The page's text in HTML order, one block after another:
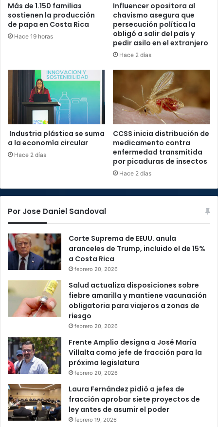
Más de 1.150 familias
sostienen la producción
de papa en Costa Rica
Hace 19 horas
Influencer opositora al
chavismo asegura que
persecución política la
obligó a salir del país y
pedir asilo en el extranjero
Hace 2 días
Industria plástica se suma
a la economía circular
Hace 2 días
CCSS inicia distribución de
medicamento contra
enfermedad transmitida
por picaduras de insectos
Hace 2 días
Por Jose Daniel Sandoval
Corte Suprema de EEUU. anula
aranceles de Trump, incluido el de 15%
a Costa Rica
febrero 20, 2026
Salud actualiza disposiciones sobre
fiebre amarilla y mantiene vacunación
obligatoria para viajeros a zonas de
riesgo
febrero 20, 2026
Frente Amplio designa a José María
Villalta como jefe de fracción para la
próxima legislatura
febrero 20, 2026
Laura Fernández pidió a jefes de
fracción aprobar siete proyectos de
ley antes de asumir el poder
febrero 19, 2026